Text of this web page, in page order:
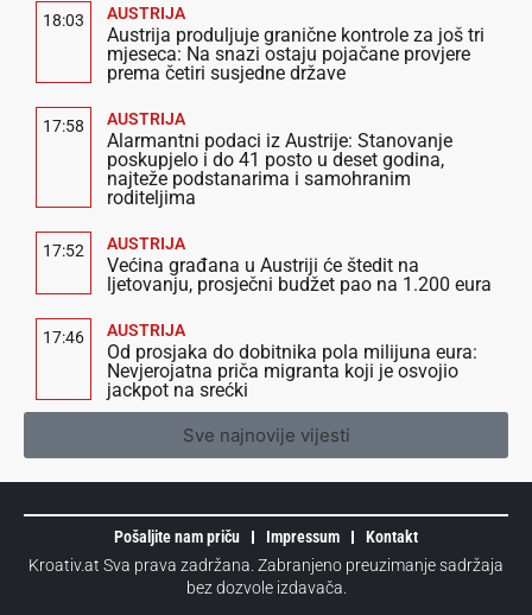
18:03 AUSTRIJA
Austrija produljuje granične kontrole za još tri
mjeseca: Na snazi ostaju pojačane provjere
prema četiri susjedne države
17:58 AUSTRIJA
Alarmantni podaci iz Austrije: Stanovanje
poskupjelo i do 41 posto u deset godina,
najteže podstanarima i samohranim
roditeljima
17:52 AUSTRIJA
Većina građana u Austriji će štedit na
ljetovanju, prosječni budžet pao na 1.200 eura
17:46 AUSTRIJA
Od prosjaka do dobitnika pola milijuna eura:
Nevjerojatna priča migranta koji je osvojio
jackpot na srećki
Sve najnovije vijesti
Pošaljite nam priču Impressum
Kontakt
Kroativ.at Sva prava zadržana. Zabranjeno preuzimanje sadržaja
bez dozvole izdavača.